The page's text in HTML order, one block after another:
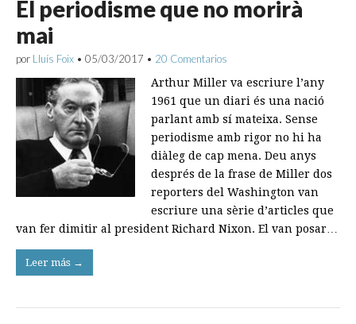
El periodisme que no morirà
mai
por Lluís Foix • 05/03/2017 • 20 Comentarios
Arthur Miller va escriure l’any
1961 que un diari és una nació
parlant amb sí mateixa. Sense
periodisme amb rigor no hi ha
diàleg de cap mena. Deu anys
després de la frase de Miller dos
reporters del Washington van
escriure una sèrie d’articles que
van fer dimitir al president Richard Nixon. El van posar…
Leer más →